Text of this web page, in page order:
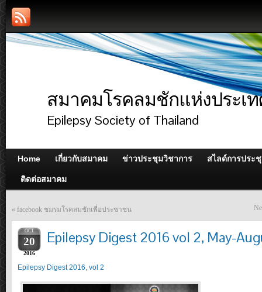
สมาคมโรคลมชักแห่งประเ
Epilepsy Society of Thailand
Home เกี่ยวกับสมาคม ข่าวประชุมวิชาการ สไลด์การประ
ติดต่อสมาคม
« facebook ชมรมโรคลมชักเพื่อประชาชน
OCT
20
2016
Epilepsy Digest 2016 vol 2, May-
Epilepsy Digest 2016, vol 2